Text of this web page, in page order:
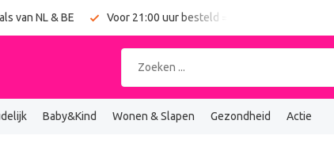
van NL & BE Voor 21:00 uur besteld = vandaag verzonden
Baby&Kind Wonen & Slapen Gezondheid Actie